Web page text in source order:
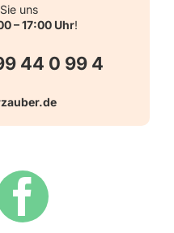
und
uns
– 17:00 Uhr!
44 0 99 4